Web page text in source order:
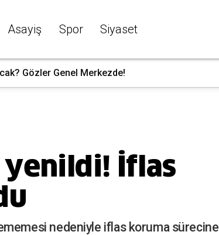
Asayiş Spor Siyaset
Gözler Genel Merkezde!
yenildi! İflas
nedeniyle iflas koruma